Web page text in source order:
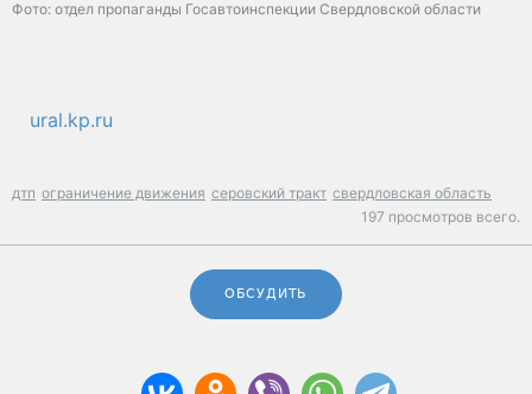
Фото: отдел пропаганды Госавтоинспекции Свердловской области
ural.kp.ru
дтп ограничение движения серовский тракт свердловская область
197 просмотров всего.
ОБСУДИТЬ